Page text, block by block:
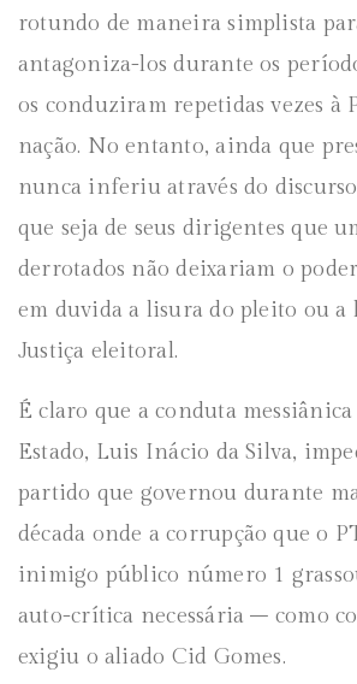
rotundo de maneira simplista
antagoniza-los durante os
os conduziram repetidas vezes à
nação. No entanto, ainda que
nunca inferiu através do
que seja de seus dirigentes que
derrotados não deixariam o
em duvida a lisura do pleito ou a
Justiça eleitoral.
É claro que a conduta
Estado, Luis Inácio da Silva,
partido que governou durante
década onde a corrupção que o
inimigo público número 1
auto-crítica necessária – como
exigiu o aliado Cid Gomes.